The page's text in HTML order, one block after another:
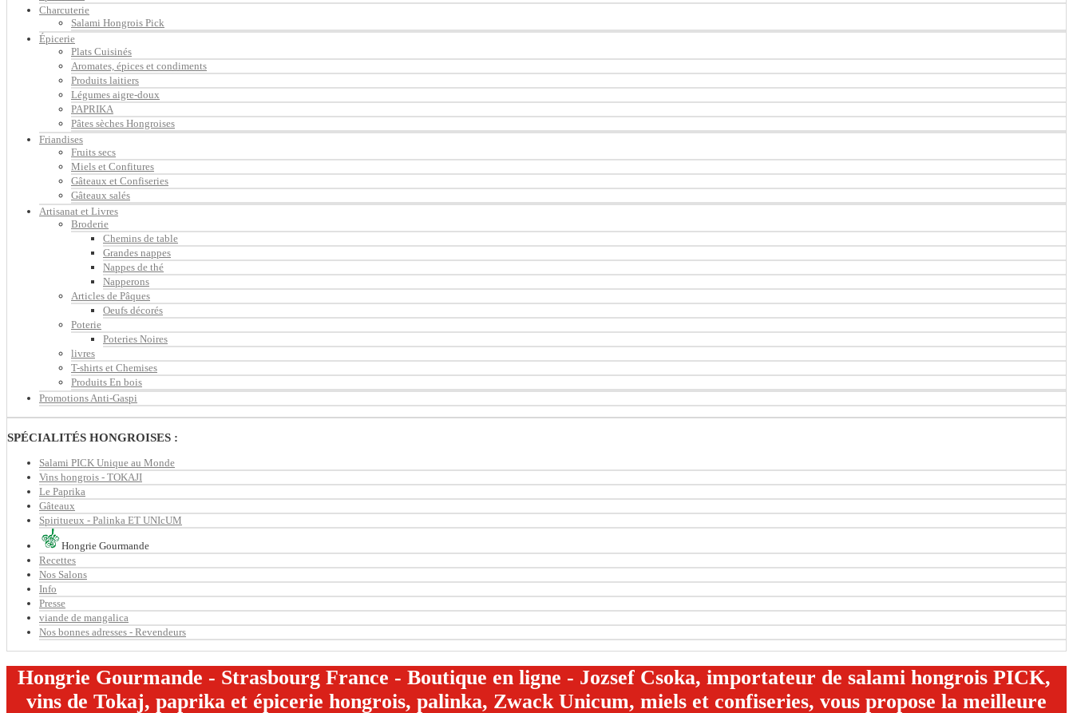
Charcuterie
Salami Hongrois Pick
Épicerie
Plats Cuisinés
Aromates, épices et condiments
Produits laitiers
Légumes aigre-doux
PAPRIKA
Pâtes sèches Hongroises
Friandises
Fruits secs
Miels et Confitures
Gâteaux et Confiseries
Gâteaux salés
Artisanat et Livres
Broderie
Chemins de table
Grandes nappes
Nappes de thé
Napperons
Articles de Pâques
Oeufs décorés
Poterie
Poteries Noires
livres
T-shirts et Chemises
Produits En bois
Promotions Anti-Gaspi
SPÉCIALITÉS HONGROISES :
Salami PICK Unique au Monde
Vins hongrois - TOKAJI
Le Paprika
Gâteaux
Spiritueux - Palinka ET UNIcUM
Hongrie Gourmande
Recettes
Nos Salons
Info
Presse
viande de mangalica
Nos bonnes adresses - Revendeurs
Hongrie Gourmande - Strasbourg France - Boutique en ligne - Jozsef Csoka, importateur de salami hongrois PICK,
vins de Tokaj, paprika et épicerie hongrois, palinka, Zwack Unicum, miels et confiseries, vous propose la meilleure